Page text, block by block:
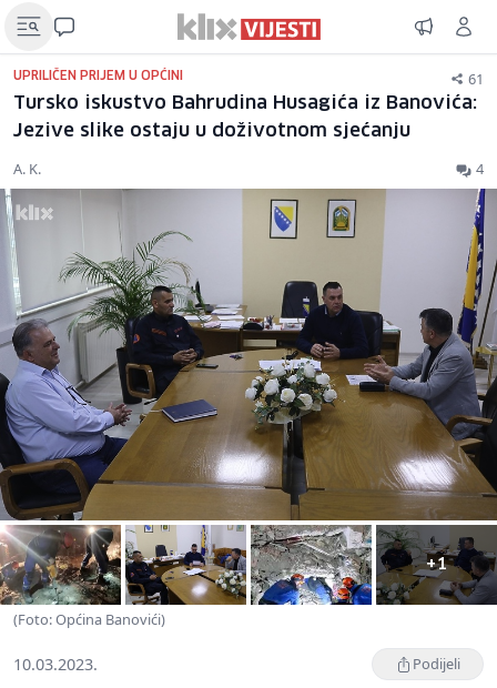
UPRILIČEN PRIJEM U OPĆINI 61
Tursko iskustvo Bahrudina Husagića iz Banovića:
Jezive slike ostaju u doživotnom sjećanju
A. K. 4
+1
(Foto: Općina Banovići)
10.03.2023. Podijeli